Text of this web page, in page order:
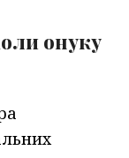
онуку